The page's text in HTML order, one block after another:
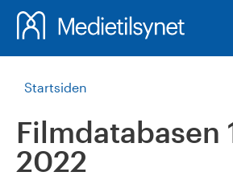
Startsiden
Filmdatabasen
2022